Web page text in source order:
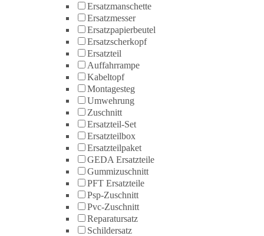
Ersatzmanschette
Ersatzmesser
Ersatzpapierbeutel
Ersatzscherkopf
Ersatzteil
Auffahrrampe
Kabeltopf
Montagesteg
Umwehrung
Zuschnitt
Ersatzteil-Set
Ersatzteilbox
Ersatzteilpaket
GEDA Ersatzteile
Gummizuschnitt
PFT Ersatzteile
Psp-Zuschnitt
Pvc-Zuschnitt
Reparatursatz
Schildersatz